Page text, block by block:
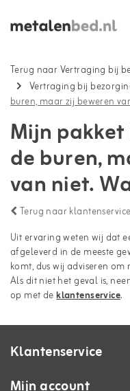
Terug naar Vertraging bij
Vertraging bij
buren, maar zij beweren
Mijn
de buren,
van niet.
Terug naar klantenservice
Uit ervaring weten wij dat
afgeleverd in de meeste
komt, dus wij adviseren
Als dit niet het geval is,
op met deklantenservice.
Klantenservice